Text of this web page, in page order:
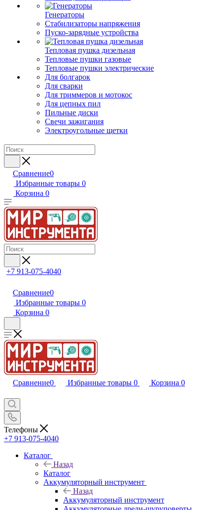
Генераторы
Стабилизаторы напряжения
Пуско-зарядные устройства
Тепловая пушка дизельная
Тепловые пушки газовые
Тепловые пушки электрические
Для болгарок
Для сварки
Для триммеров и мотокос
Для цепных пил
Пильные диски
Свечи зажигания
Электроугольные щетки
Сравнение0
Избранные товары 0
Корзина 0
+7 913-075-4040
Сравнение0
Избранные товары 0
Корзина 0
Сравнение0 Избранные товары 0 Корзина 0
Телефоны
+7 913-075-4040
Каталог
Назад
Каталог
Аккумуляторный инструмент
Назад
Аккумуляторный инструмент